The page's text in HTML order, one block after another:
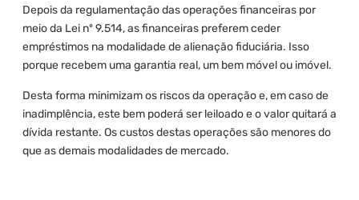
Depois da regulamentação das operações financeiras por
meio da Lei nº 9.514, as financeiras preferem ceder
empréstimos na modalidade de alienação fiduciária. Isso
porque recebem uma garantia real, um bem móvel ou imóvel.
Desta forma minimizam os riscos da operação e, em caso de
inadimplência, este bem poderá ser leiloado e o valor quitará a
dívida restante. Os custos destas operações são menores do
que as demais modalidades de mercado.